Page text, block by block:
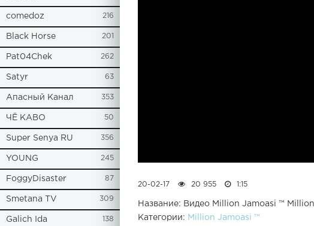
comedoz 216
Black Horse 201
Pat04Chek 262
Satyr 63
Апасный Канал 353
ЧЁ КАВО 50
Super Senya RU 356
YOUNG 245
FoggyDisaster 87
Smetana TV 309
Galich Ida 138
20-02-17 20 955 1:15
Название: Видео Million Jamoasi ™
Категории: Million Jamoasi ™